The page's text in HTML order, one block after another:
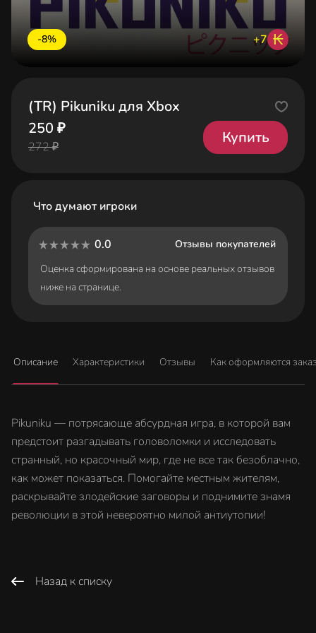
-8% +7 ₭
(TR) Pikuniku для Xbox
250 ₽
272 ₽
Купить
Что думают игроки
0.0
Отзывы покупателей
Оценка сформирована на основе реальных отзывов
ниже на странице.
Описание Характеристики Отзывы Как оформляются
Pikuniku — потрясающе абсурдная игра, в которой вам
предстоит разгадывать головоломки и исследовать
странный, но красочный мир, где не все так безоблачно,
как может показаться. Помогайте местным жителям,
раскрывайте злодейские заговоры и поднимите знамя
революции в этой невероятно милой антиутопии!
Назад к списку